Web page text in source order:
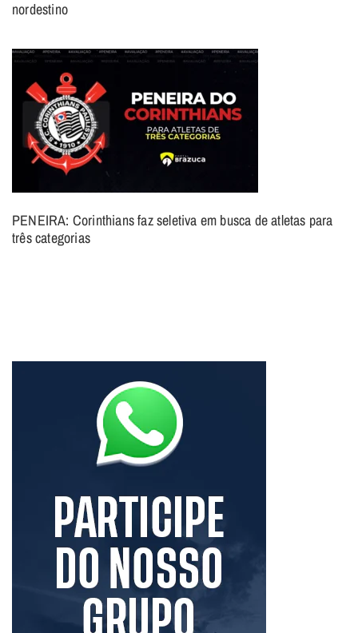
nordestino
PENEIRA: Corinthians faz seletiva em busca de atletas para
três categorias